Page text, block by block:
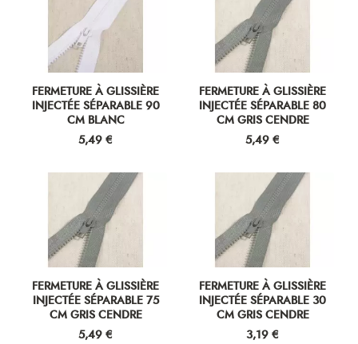
FERMETURE À GLISSIÈRE
INJECTÉE SÉPARABLE 90
CM BLANC
Prix
5,49 €
FERMETURE À GLISSIÈRE
INJECTÉE SÉPARABLE 80
CM GRIS CENDRE
Prix
5,49 €
FERMETURE À GLISSIÈRE
INJECTÉE SÉPARABLE 75
CM GRIS CENDRE
Prix
5,49 €
FERMETURE À GLISSIÈRE
INJECTÉE SÉPARABLE 30
CM GRIS CENDRE
Prix
3,19 €